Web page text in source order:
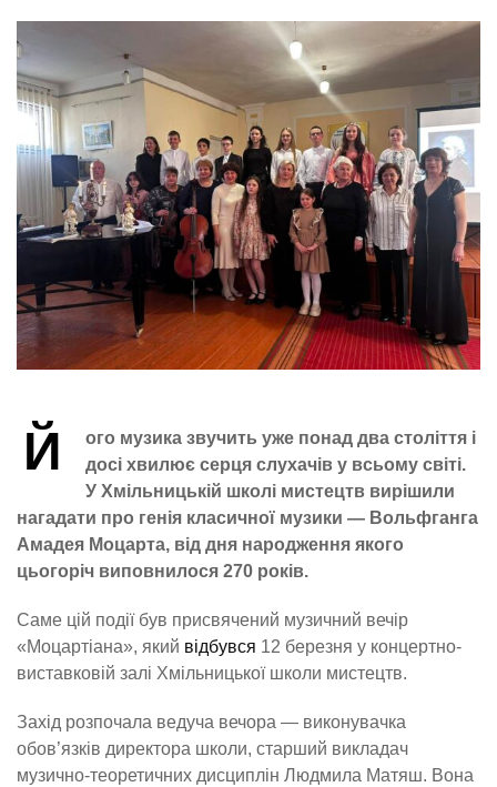
Й
ого музика звучить уже понад два століття і
досі хвилює серця слухачів у всьому світі.
У Хмільницькій школі мистецтв вирішили
нагадати про генія класичної музики — Вольфганга
Амадея Моцарта, від дня народження якого
цьогоріч виповнилося 270 років.
Саме цій події був присвячений музичний вечір
«Моцартіана», який відбувся 12 березня у концертно-
виставковій залі Хмільницької школи мистецтв.
Захід розпочала ведуча вечора — виконувачка
обов’язків директора школи, старший викладач
музично-теоретичних дисциплін Людмила Матяш. Вона